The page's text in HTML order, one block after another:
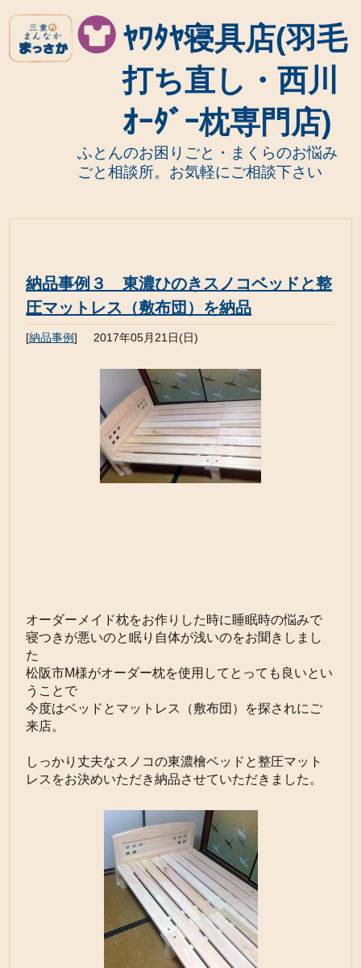
ﾔﾜﾀﾔ寝具店(羽毛
打ち直し・西川
ｵｰﾀﾞｰ枕専門店)
ふとんのお困りごと・まくらのお悩み
ごと相談所。お気軽にご相談下さい
納品事例３ 東濃ひのきスノコベッドと整
圧マットレス（敷布団）を納品
[納品事例] 2017年05月21日(日)
オーダーメイド枕をお作りした時に睡眠時の悩みで
寝つきが悪いのと眠り自体が浅いのをお聞きしまし
た
松阪市M様がオーダー枕を使用してとっても良いとい
うことで
今度はベッドとマットレス（敷布団）を探されにご
来店。
しっかり丈夫なスノコの東濃檜ベッドと整圧マット
レスをお決めいただき納品させていただきました。